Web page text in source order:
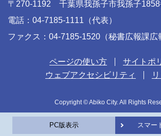
〒270-1192 千葉県我孫子市我孫子
電話：04-7185-1111（代表）
ファクス：04-7185-1520（秘書広報課広
ページの使い方
サイトポ
ウェブアクセシビリティ
Copyright © Abiko City. All Rights
PC版表示 スマー